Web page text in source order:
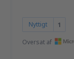
Nyttigt 1
Oversat af